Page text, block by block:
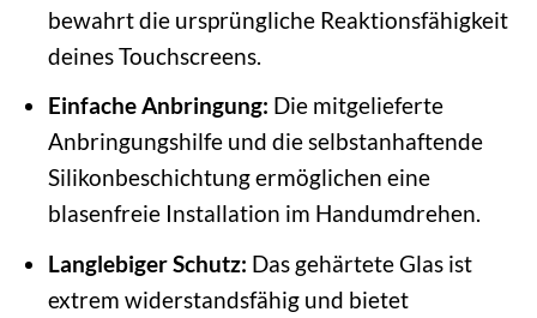
bewahrt die ursprüngliche Reaktionsfähigkeit
deines Touchscreens.
Einfache Anbringung: Die mitgelieferte
Anbringungshilfe und die selbstanhaftende
Silikonbeschichtung ermöglichen eine
blasenfreie Installation im Handumdrehen.
Langlebiger Schutz: Das gehärtete Glas ist
extrem widerstandsfähig und bietet